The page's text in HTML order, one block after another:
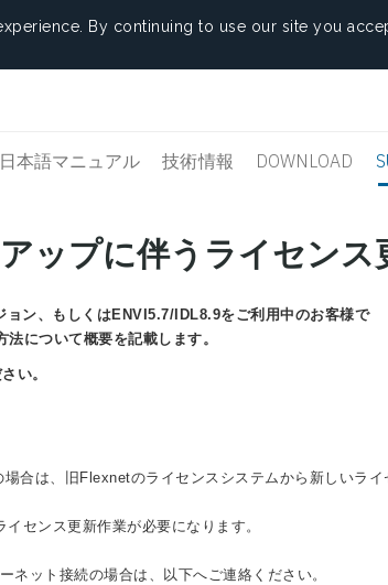
By continuing to use our site you
日本語マニュアル 技術情報 DOWNLOAD
ップに伴うライセンス
ン、もしくはENVI5.7/IDL8.9をご利用中のお客様で
について概要を記載します。
い。
合は、旧Flexnetのライセンスシステムから新しいライ
センス更新作業が必要になります。
ット接続の場合は、以下へご連絡ください。